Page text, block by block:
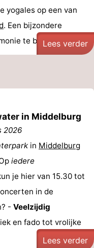
yogales op een van
. Een bijzondere
te brengen ...
Lees verder
in Middelburg
2026
in Middelburg
iedere
je hier van 15.30 tot
in de
- Veelzijdig
en fado tot vrolijke
Lees verder